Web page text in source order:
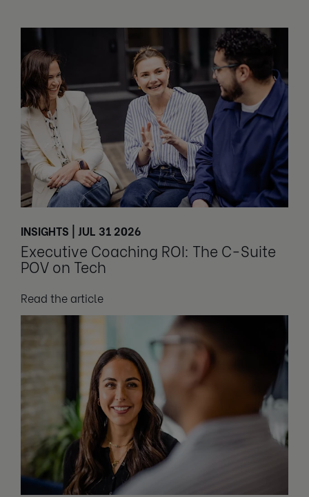
INSIGHTS | JUL 31 2026
Executive Coaching ROI: The C-Suite
POV on Tech
Read the article